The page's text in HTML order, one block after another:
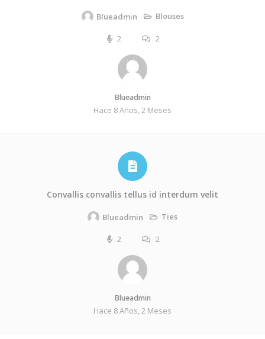
Blueadmin Blouses
2 2
Blueadmin
Hace 8 Años, 2 Meses
Convallis convallis tellus id interdum velit
Blueadmin Ties
2 2
Blueadmin
Hace 8 Años, 2 Meses